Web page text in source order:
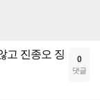
고 진종오 징
0
댓글